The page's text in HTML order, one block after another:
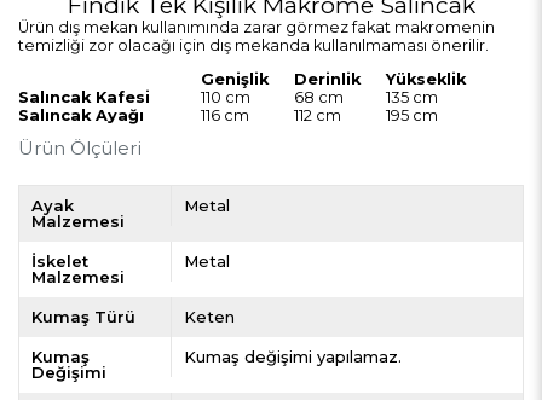
Ürün dış mekan kullanımında zarar görmez fakat makromenin
temizliği zor olacağı için dış mekanda kullanılmaması önerilir.
Ürün Ölçüleri
Genişlik Derinlik
Yükseklik
Salıncak Kafesi
110 cm 68 cm
135 cm
Salıncak Ayağı
116 cm 112 cm 195 cm
Ayak
Malzemesi
Metal
İskelet
Malzemesi
Metal
Kumaş Türü Keten
Kumaş
Değişimi
Kumaş değişimi yapılamaz.